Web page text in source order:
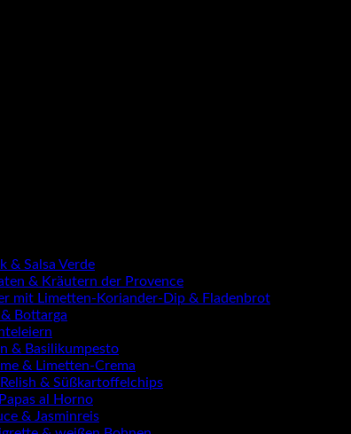
& Salsa Verde
& Kräutern der Provence
mit Limetten-Koriander-Dip & Fladenbrot
Bottarga
& Basilikumpesto
& Limetten-Crema
& Süßkartoffelchips
al Horno
& Jasminreis